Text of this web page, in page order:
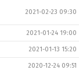
2021-02-23 09:30
2021-01-24 19:00
2021-01-13 15:20
2020-12-24 09:51